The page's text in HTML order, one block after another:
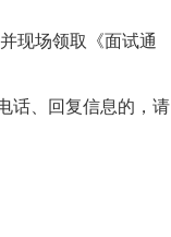
现场领取《面试通
话、回复信息的，请